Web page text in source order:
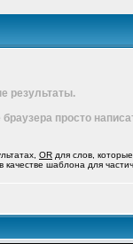
результаты.
просто
OR для слов,
качестве шаблона для